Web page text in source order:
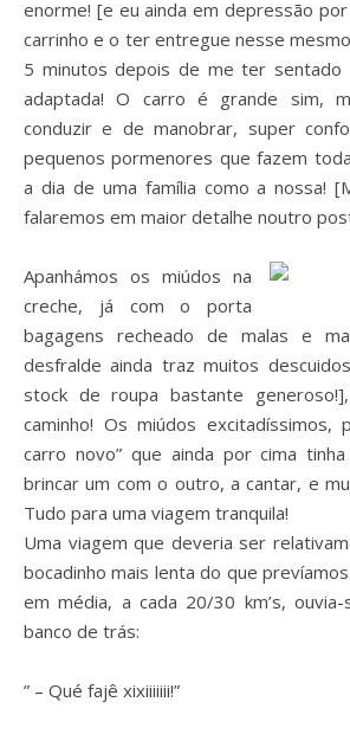
enorme! [e eu ainda em depressão
carrinho e o ter entregue nesse
5 minutos depois de me ter sentado
adaptada! O carro é grande sim,
conduzir e de manobrar, super
pequenos pormenores que fazem
a dia de uma família como a nossa!
falaremos em maior detalhe noutro
Apanhámos os miúdos na
creche, já com o porta
bagagens recheado de malas e
desfralde ainda traz muitos
stock de roupa bastante
caminho! Os miúdos excitadíssimos,
carro novo” que ainda por cima
brincar um com o outro, a cantar, e
Tudo para uma viagem tranquila!
Uma viagem que deveria ser
bocadinho mais lenta do que
em média, a cada 20/30 km’s,
banco de trás:
” – Qué fajê xixiiiiiii!”